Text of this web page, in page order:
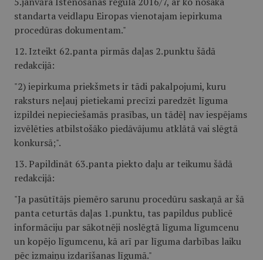
standarta veidlapu Eiropas vienotajam iepirkuma
procedūras dokumentam."
12. Izteikt 62.panta pirmās daļas 2.punktu šādā
redakcijā:
"2) iepirkuma priekšmets ir tādi pakalpojumi, kuru
raksturs neļauj pietiekami precīzi paredzēt līguma
izpildei nepieciešamās prasības, un tādēļ nav iespējams
izvēlēties atbilstošāko piedāvājumu atklātā vai slēgtā
konkursā;".
13. Papildināt 63.panta piekto daļu ar teikumu šādā
redakcijā:
"Ja pasūtītājs piemēro sarunu procedūru saskaņā ar šā
panta ceturtās daļas 1.punktu, tas papildus publicē
informāciju par sākotnēji noslēgtā līguma līgumcenu
un kopējo līgumcenu, kā arī par līguma darbības laiku
pēc izmaiņu izdarīšanas līgumā."